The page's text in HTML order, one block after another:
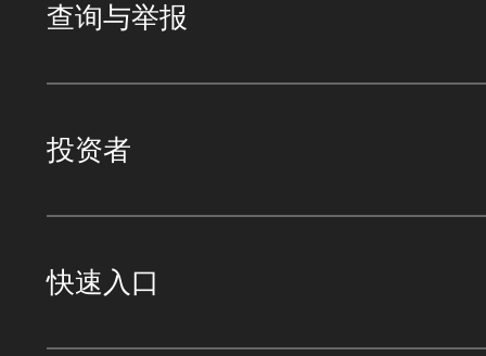
查询与举报
投资者
快速入口